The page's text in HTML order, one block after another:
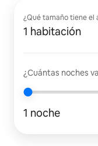
¿Qué tamaño tiene
1 habitación
¿Cuántas noches
1 noche